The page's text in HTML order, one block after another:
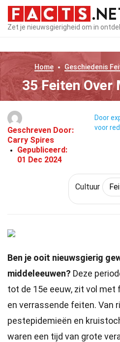
Zet je nieuwsgierigheid om in
Home Geschiedenis
35 Feiten Over
Geschreven Door:
Carry Spires
Gepubliceerd:
01 Dec 2024
Door
voor
Cultuur
Ben je ooit nieuwsgierig
middeleeuwen? Deze
tot de 15e eeuw, zit vol met
en verrassende feiten. Van
pestepidemieën en
waren een tijd van grote